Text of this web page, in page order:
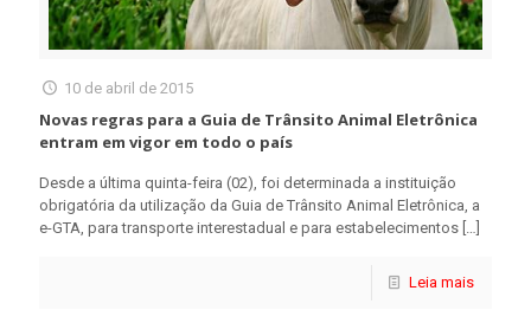
10 de abril de 2015
Novas regras para a Guia de Trânsito Animal Eletrônica
entram em vigor em todo o país
Desde a última quinta-feira (02), foi determinada a instituição
obrigatória da utilização da Guia de Trânsito Animal Eletrônica, a
e-GTA, para transporte interestadual e para estabelecimentos […]
Leia mais